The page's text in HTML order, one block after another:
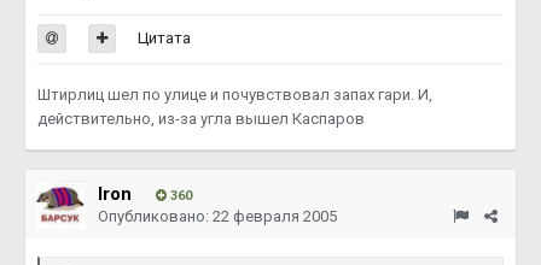
Цитата
Штирлиц шел по улице и почувствовал запах гари. И,
действительно, из-за угла вышел Каспаров
Iron 360
Опубликовано: 22 февраля 2005